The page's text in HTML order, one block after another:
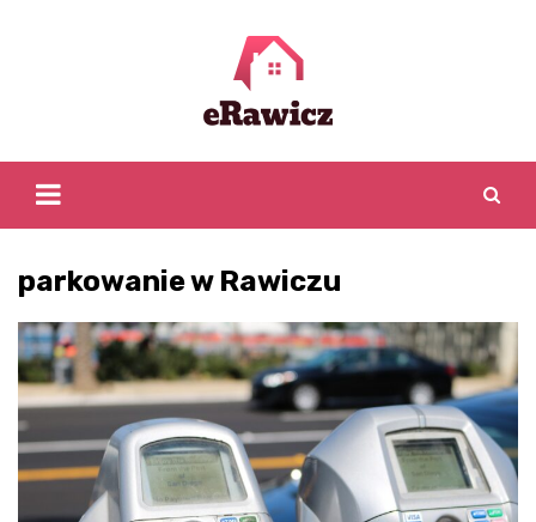
parkowanie w Rawiczu